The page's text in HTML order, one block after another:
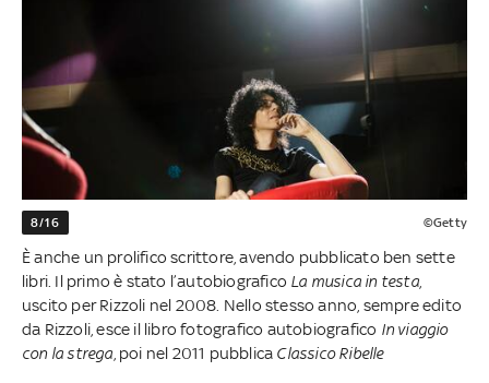
8/16 ©Getty
È anche un prolifico scrittore, avendo pubblicato ben sette
libri. Il primo è stato l’autobiografico La musica in testa,
uscito per Rizzoli nel 2008. Nello stesso anno, sempre edito
da Rizzoli, esce il libro fotografico autobiografico In viaggio
con la strega, poi nel 2011 pubblica Classico Ribelle